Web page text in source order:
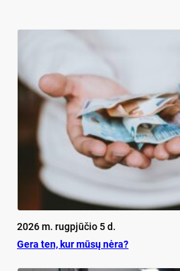
2026 m. rugpjūčio 5 d.
Ge­ra ten, kur mū­sų nė­ra?